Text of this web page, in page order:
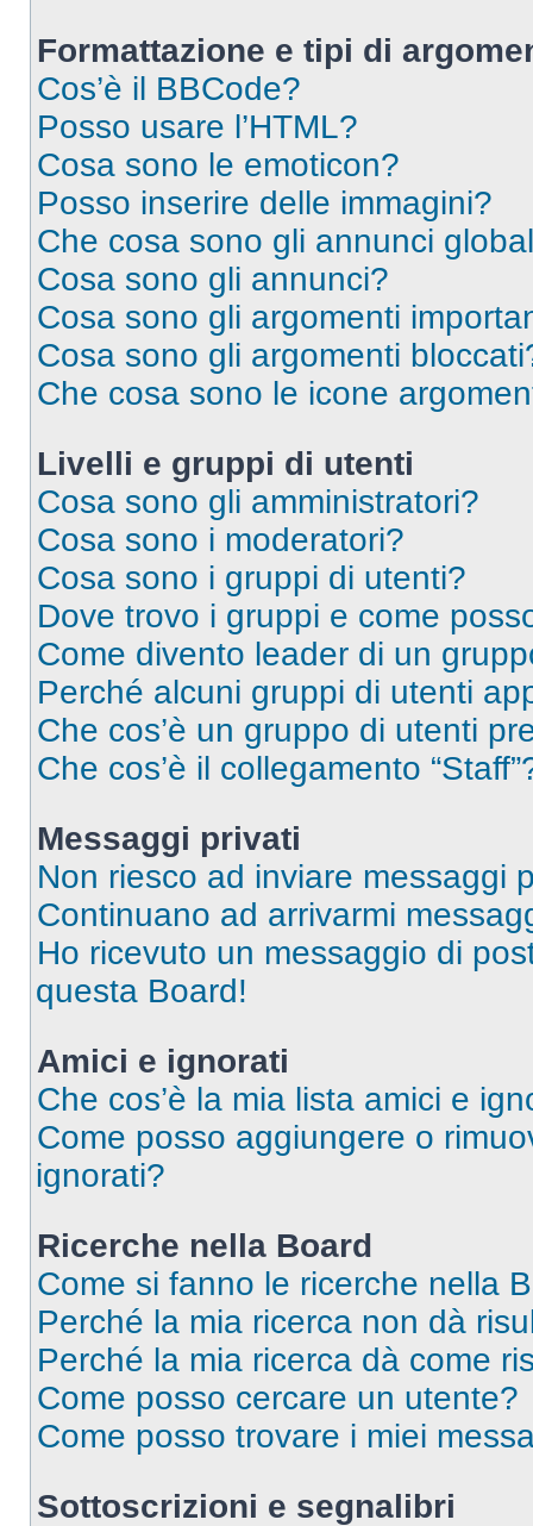
Formattazione e tipi di
Cos’è il BBCode?
Posso usare l’HTML?
Cosa sono le emoticon?
Posso inserire delle immagini?
Che cosa sono gli annunci
Cosa sono gli annunci?
Cosa sono gli argomenti
Cosa sono gli argomenti
Che cosa sono le icone
Livelli e gruppi di utenti
Cosa sono gli amministratori?
Cosa sono i moderatori?
Cosa sono i gruppi di utenti?
Dove trovo i gruppi e come
Come divento leader di un
Perché alcuni gruppi di utenti
Che cos’è un gruppo di utenti
Che cos’è il collegamento
Messaggi privati
Non riesco ad inviare messaggi
Continuano ad arrivarmi
Ho ricevuto un messaggio di
questa Board!
Amici e ignorati
Che cos’è la mia lista amici e
Come posso aggiungere o
ignorati?
Ricerche nella Board
Come si fanno le ricerche nella
Perché la mia ricerca non dà
Perché la mia ricerca dà come
Come posso cercare un utente?
Come posso trovare i miei
Sottoscrizioni e segnalibri